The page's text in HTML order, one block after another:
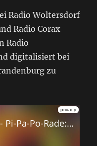
Radio Woltersdorf
Radio Corax
Radio
digitalisiert bei
zu